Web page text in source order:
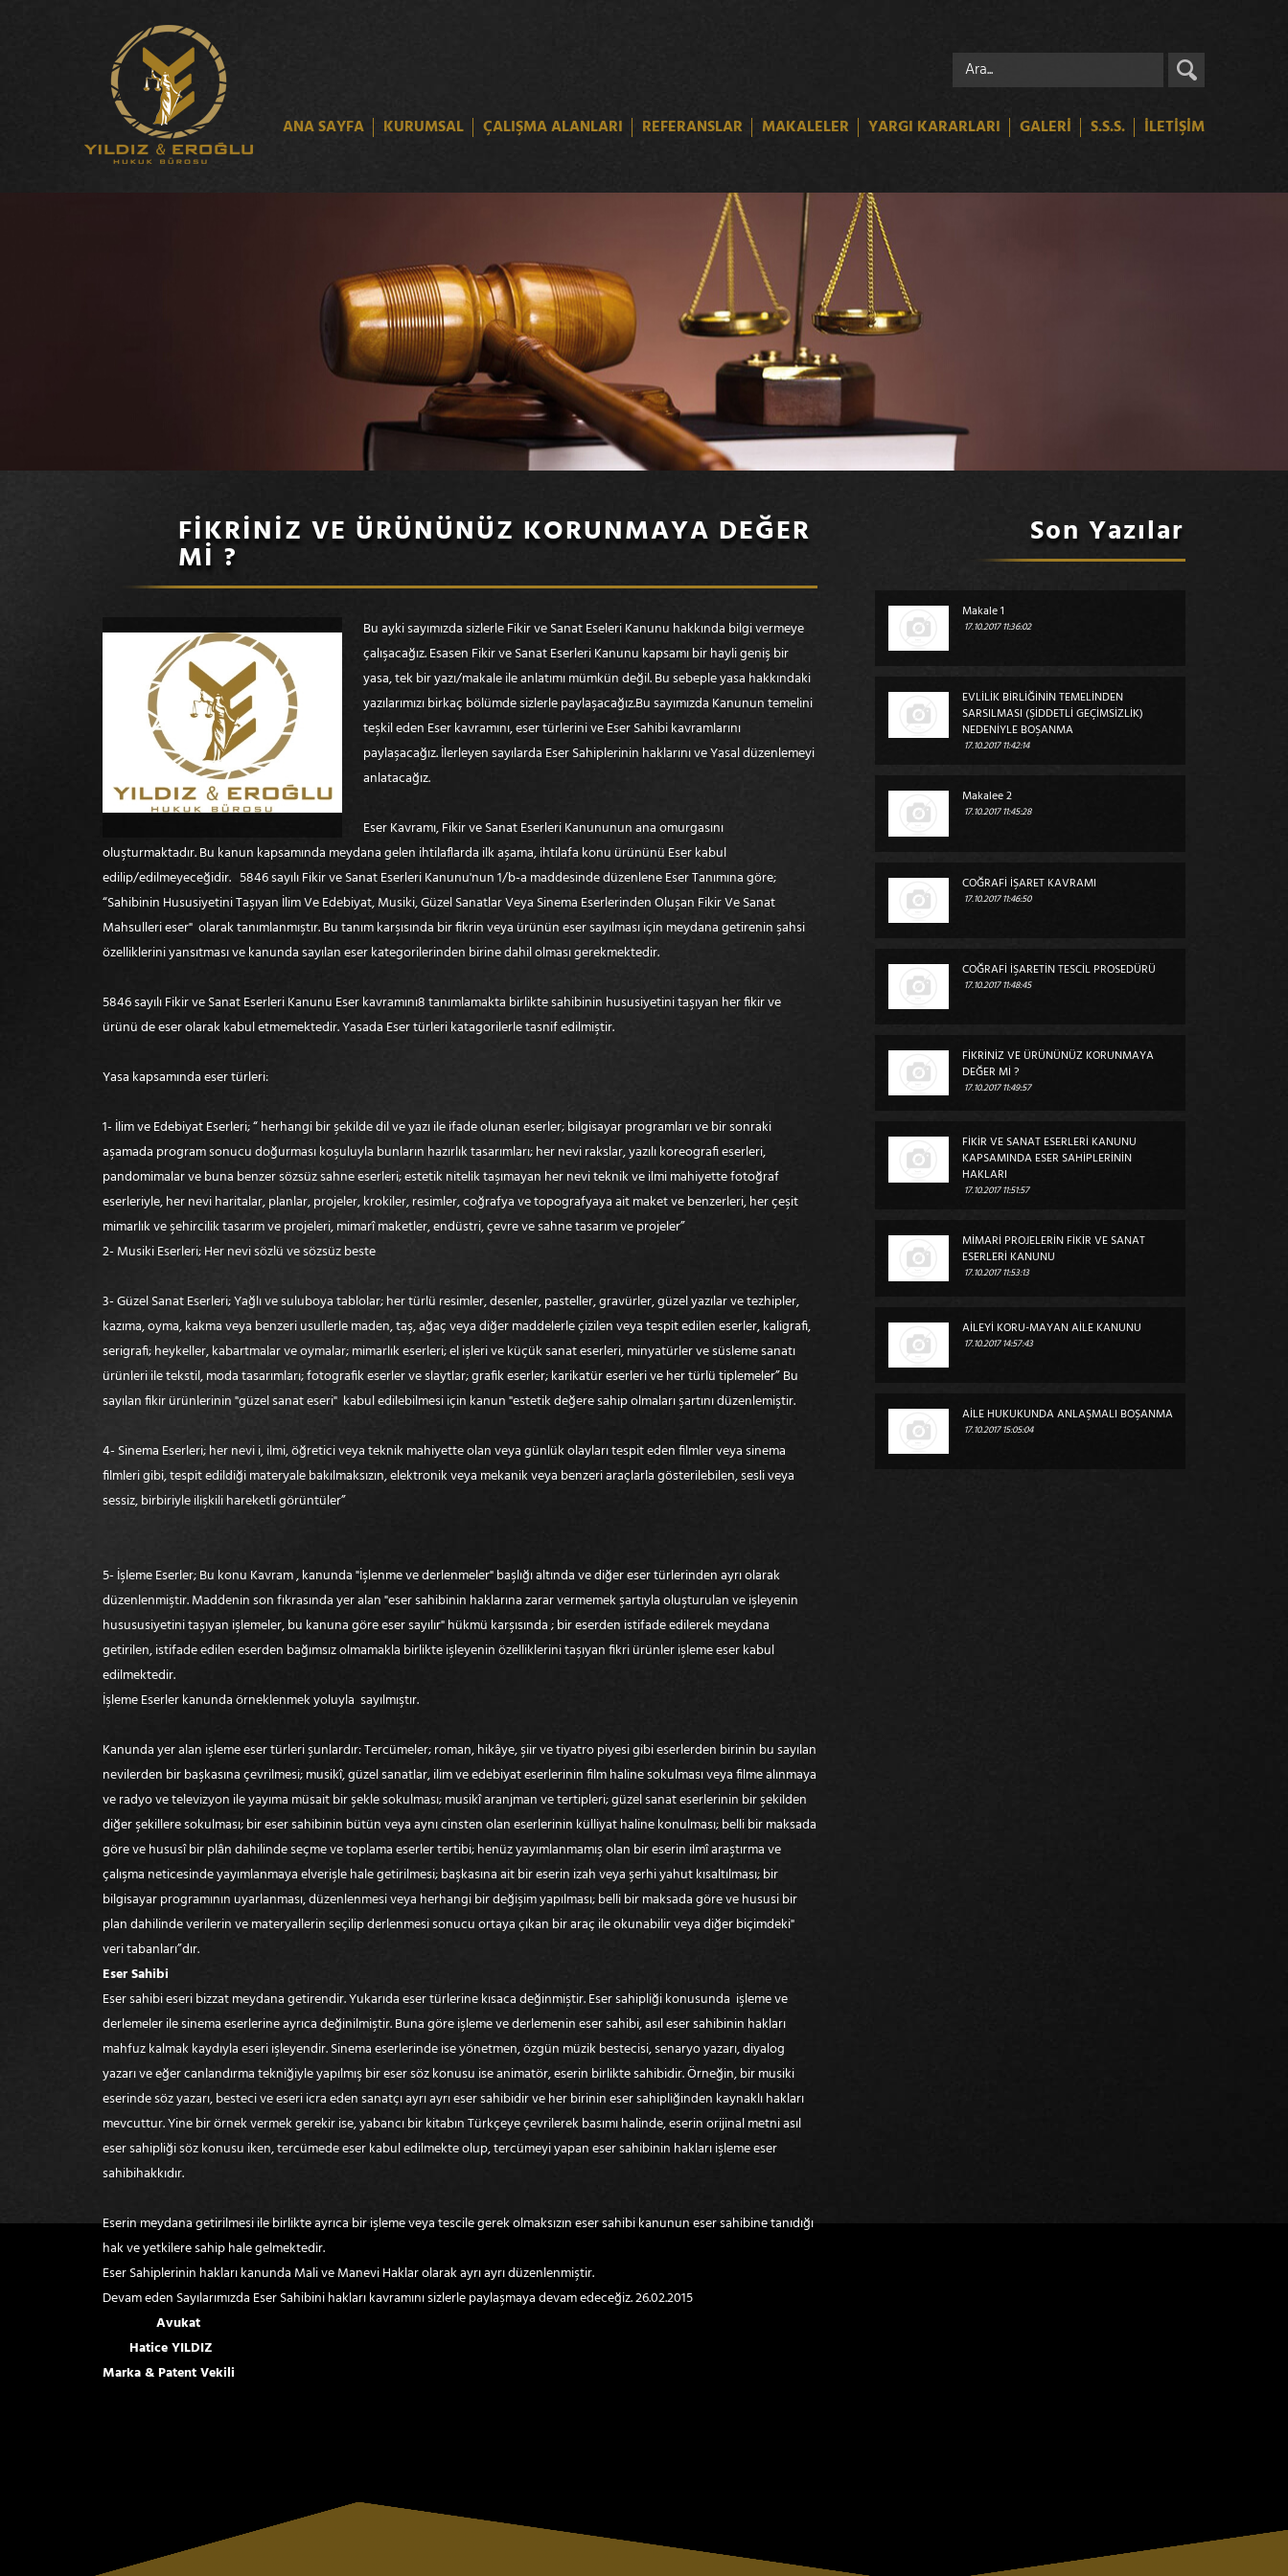
ANA SAYFA KURUMSAL ÇALIŞMA ALANLARI REFERANSLAR MAKALELER YARGI KARARLARI GALERİ S.S.S. İLETİŞİM
FİKRİNİZ VE ÜRÜNÜNÜZ KORUNMAYA DEĞER
Mİ ?
Bu ayki sayımızda sizlerle Fikir ve Sanat Eseleri Kanunu hakkında bilgi vermeye
çalışacağız. Esasen Fikir ve Sanat Eserleri Kanunu kapsamı bir hayli geniş bir
yasa, tek bir yazı/makale ile anlatımı mümkün değil. Bu sebeple yasa hakkındaki
yazılarımızı birkaç bölümde sizlerle paylaşacağız.Bu sayımızda Kanunun temelini
teşkil eden Eser kavramını, eser türlerini ve Eser Sahibi kavramlarını
paylaşacağız. İlerleyen sayılarda Eser Sahiplerinin haklarını ve Yasal düzenlemeyi
anlatacağız.
Eser Kavramı, Fikir ve Sanat Eserleri Kanununun ana omurgasını
oluşturmaktadır. Bu kanun kapsamında meydana gelen ihtilaflarda ilk aşama, ihtilafa konu ürününü Eser kabul
edilip/edilmeyeceğidir. 5846 sayılı Fikir ve Sanat Eserleri Kanunu'nun 1/b-a maddesinde düzenlene Eser Tanımına göre;
“Sahibinin Hususiyetini Taşıyan İlim Ve Edebiyat, Musiki, Güzel Sanatlar Veya Sinema Eserlerinden Oluşan Fikir Ve Sanat
Mahsulleri eser" olarak tanımlanmıştır. Bu tanım karşısında bir fikrin veya ürünün eser sayılması için meydana getirenin şahsi
özelliklerini yansıtması ve kanunda sayılan eser kategorilerinden birine dahil olması gerekmektedir.
5846 sayılı Fikir ve Sanat Eserleri Kanunu Eser kavramını8 tanımlamakta birlikte sahibinin hususiyetini taşıyan her fikir ve
ürünü de eser olarak kabul etmemektedir. Yasada Eser türleri katagorilerle tasnif edilmiştir.
Yasa kapsamında eser türleri:
1- İlim ve Edebiyat Eserleri; “ herhangi bir şekilde dil ve yazı ile ifade olunan eserler; bilgisayar programları ve bir sonraki
aşamada program sonucu doğurması koşuluyla bunların hazırlık tasarımları; her nevi rakslar, yazılı koreografi eserleri,
pandomimalar ve buna benzer sözsüz sahne eserleri; estetik nitelik taşımayan her nevi teknik ve ilmi mahiyette fotoğraf
eserleriyle, her nevi haritalar, planlar, projeler, krokiler, resimler, coğrafya ve topografyaya ait maket ve benzerleri, her çeşit
mimarlık ve şehircilik tasarım ve projeleri, mimarî maketler, endüstri, çevre ve sahne tasarım ve projeler”
2- Musiki Eserleri; Her nevi sözlü ve sözsüz beste
3- Güzel Sanat Eserleri; Yağlı ve suluboya tablolar; her türlü resimler, desenler, pasteller, gravürler, güzel yazılar ve tezhipler,
kazıma, oyma, kakma veya benzeri usullerle maden, taş, ağaç veya diğer maddelerle çizilen veya tespit edilen eserler, kaligrafi,
serigrafi; heykeller, kabartmalar ve oymalar; mimarlık eserleri; el işleri ve küçük sanat eserleri, minyatürler ve süsleme sanatı
ürünleri ile tekstil, moda tasarımları; fotografik eserler ve slaytlar; grafik eserler; karikatür eserleri ve her türlü tiplemeler” Bu
sayılan fikir ürünlerinin "güzel sanat eseri" kabul edilebilmesi için kanun "estetik değere sahip olmaları şartını düzenlemiştir.
4- Sinema Eserleri; her nevi i, ilmi, öğretici veya teknik mahiyette olan veya günlük olayları tespit eden filmler veya sinema
filmleri gibi, tespit edildiği materyale bakılmaksızın, elektronik veya mekanik veya benzeri araçlarla gösterilebilen, sesli veya
sessiz, birbiriyle ilişkili hareketli görüntüler”
5- İşleme Eserler; Bu konu Kavram , kanunda "İşlenme ve derlenmeler" başlığı altında ve diğer eser türlerinden ayrı olarak
düzenlenmiştir. Maddenin son fıkrasında yer alan "eser sahibinin haklarına zarar vermemek şartıyla oluşturulan ve işleyenin
husususiyetini taşıyan işlemeler, bu kanuna göre eser sayılır" hükmü karşısında ; bir eserden istifade edilerek meydana
getirilen, istifade edilen eserden bağımsız olmamakla birlikte işleyenin özelliklerini taşıyan fikri ürünler işleme eser kabul
edilmektedir.
İşleme Eserler kanunda örneklenmek yoluyla sayılmıştır.
Kanunda yer alan işleme eser türleri şunlardır: Tercümeler; roman, hikâye, şiir ve tiyatro piyesi gibi eserlerden birinin bu sayılan
nevilerden bir başkasına çevrilmesi; musikî, güzel sanatlar, ilim ve edebiyat eserlerinin film haline sokulması veya filme alınmaya
ve radyo ve televizyon ile yayıma müsait bir şekle sokulması; musikî aranjman ve tertipleri; güzel sanat eserlerinin bir şekilden
diğer şekillere sokulması; bir eser sahibinin bütün veya aynı cinsten olan eserlerinin külliyat haline konulması; belli bir maksada
göre ve hususî bir plân dahilinde seçme ve toplama eserler tertibi; henüz yayımlanmamış olan bir eserin ilmî araştırma ve
çalışma neticesinde yayımlanmaya elverişle hale getirilmesi; başkasına ait bir eserin izah veya şerhi yahut kısaltılması; bir
bilgisayar programının uyarlanması, düzenlenmesi veya herhangi bir değişim yapılması; belli bir maksada göre ve hususi bir
plan dahilinde verilerin ve materyallerin seçilip derlenmesi sonucu ortaya çıkan bir araç ile okunabilir veya diğer biçimdeki"
veri tabanları”dır.
Eser Sahibi
Eser sahibi eseri bizzat meydana getirendir. Yukarıda eser türlerine kısaca değinmiştir. Eser sahipliği konusunda işleme ve
derlemeler ile sinema eserlerine ayrıca değinilmiştir. Buna göre işleme ve derlemenin eser sahibi, asıl eser sahibinin hakları
mahfuz kalmak kaydıyla eseri işleyendir. Sinema eserlerinde ise yönetmen, özgün müzik bestecisi, senaryo yazarı, diyalog
yazarı ve eğer canlandırma tekniğiyle yapılmış bir eser söz konusu ise animatör, eserin birlikte sahibidir. Örneğin, bir musiki
eserinde söz yazarı, besteci ve eseri icra eden sanatçı ayrı ayrı eser sahibidir ve her birinin eser sahipliğinden kaynaklı hakları
mevcuttur. Yine bir örnek vermek gerekir ise, yabancı bir kitabın Türkçeye çevrilerek basımı halinde, eserin orijinal metni asıl
eser sahipliği söz konusu iken, tercümede eser kabul edilmekte olup, tercümeyi yapan eser sahibinin hakları işleme eser
sahibihakkıdır.
Eserin meydana getirilmesi ile birlikte ayrıca bir işleme veya tescile gerek olmaksızın eser sahibi kanunun eser sahibine tanıdığı
hak ve yetkilere sahip hale gelmektedir.
Eser Sahiplerinin hakları kanunda Mali ve Manevi Haklar olarak ayrı ayrı düzenlenmiştir.
Devam eden Sayılarımızda Eser Sahibini hakları kavramını sizlerle paylaşmaya devam edeceğiz. 26.02.2015
Avukat
Hatice YILDIZ
Marka & Patent Vekili
Son Yazılar
Makale 1
17.10.2017 11:36:02
EVLİLİK BİRLİĞİNİN TEMELİNDEN
SARSILMASI (ŞİDDETLİ GEÇİMSİZLİK)
NEDENİYLE BOŞANMA
17.10.2017 11:42:14
Makalee 2
17.10.2017 11:45:28
COĞRAFİ İŞARET KAVRAMI
17.10.2017 11:46:50
COĞRAFİ İŞARETİN TESCİL PROSEDÜRÜ
17.10.2017 11:48:45
FİKRİNİZ VE ÜRÜNÜNÜZ KORUNMAYA
DEĞER Mİ ?
17.10.2017 11:49:57
FİKİR VE SANAT ESERLERİ KANUNU
KAPSAMINDA ESER SAHİPLERİNİN
HAKLARI
17.10.2017 11:51:57
MİMARİ PROJELERİN FİKİR VE SANAT
ESERLERİ KANUNU
17.10.2017 11:53:13
AİLEYİ KORU-MAYAN AİLE KANUNU
17.10.2017 14:57:43
AİLE HUKUKUNDA ANLAŞMALI BOŞANMA
17.10.2017 15:05:04